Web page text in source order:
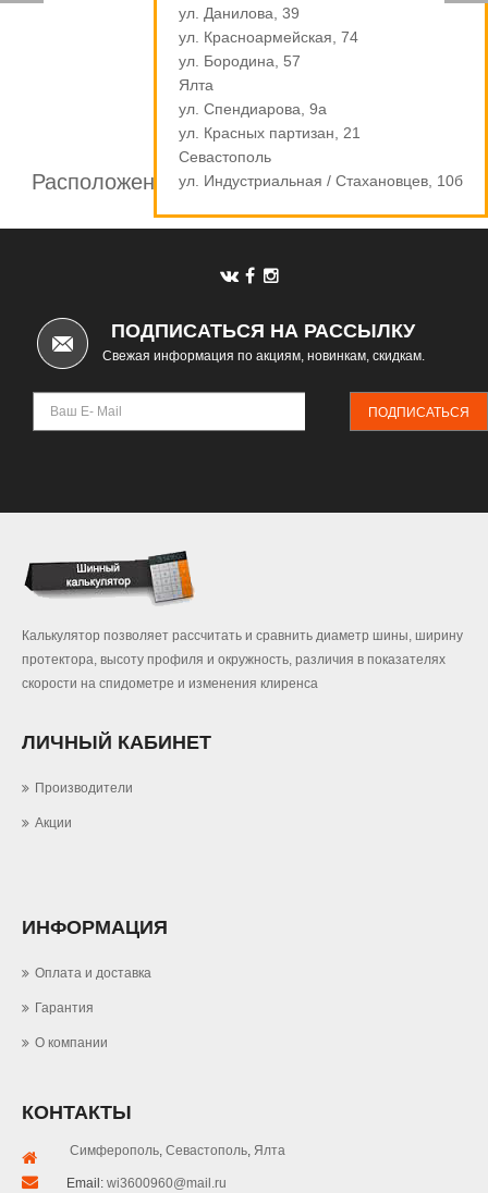
Расположение шинных центров компании
ул. Данилова, 39
ул. Красноармейская, 74
ул. Бородина, 57
Ялта
ул. Спендиарова, 9а
ул. Красных партизан, 21
Севастополь
ул. Индустриальная / Стахановцев, 10б
ПОДПИСАТЬСЯ НА РАССЫЛКУ
Свежая информация по акциям, новинкам, скидкам.
ПОДПИСАТЬСЯ
Калькулятор позволяет рассчитать и сравнить диаметр шины, ширину
протектора, высоту профиля и окружность, различия в показателях
скорости на спидометре и изменения клиренса
ЛИЧНЫЙ КАБИНЕТ
Производители
Акции
ИНФОРМАЦИЯ
Оплата и доставка
Гарантия
О компании
КОНТАКТЫ
Симферополь, Севастополь, Ялта
Email: wi3600960@mail.ru